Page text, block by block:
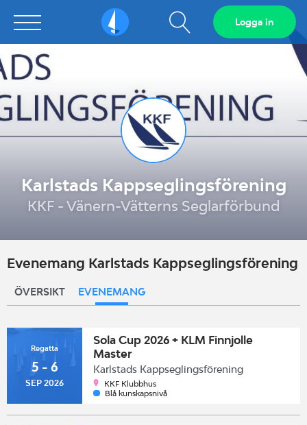
Sailarena Visa
sökfält
Logga in
Karlstads Kappseglingsförening
KKF - Vänern-Vätterns Seglarförbund
Evenemang Karlstads Kappseglingsförening
ÖVERSIKT EVENEMANG
Regatta
5 - 6
SEP 2026
Sola Cup 2026 + KLM Finnjolle
Master
Karlstads Kappseglingsförening
KKF Klubbhus
Blå kunskapsnivå